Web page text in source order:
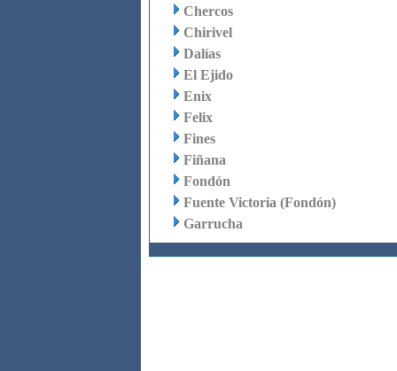
Chercos
Chirivel
Dalías
El Ejido
Enix
Felix
Fines
Fiñana
Fondón
Fuente Victoria (Fondón)
Garrucha